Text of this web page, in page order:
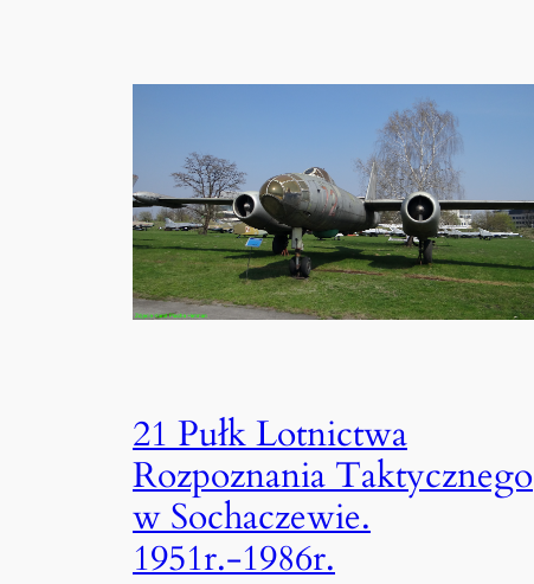
21 Pułk Lotnictwa
Rozpoznania Taktycznego
w Sochaczewie.
1951r.-1986r.